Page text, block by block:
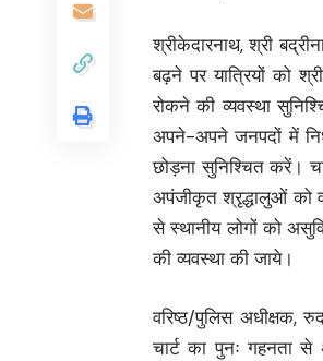
श्रीकेदारनाथ, श्री
बढ़ने पर यात्रियों को
रोकने की व्यवस्था
अपने-अपने जनपदों में
छोड़ना सुनिश्चित करें।
अपंजीकृत श्रृद्धालुओं को
से स्थानीय लोगों को
की व्यवस्था की जाये।
वरिष्ठ/पुलिस अधीक्षक,
चार्ट का पुनः गहनता